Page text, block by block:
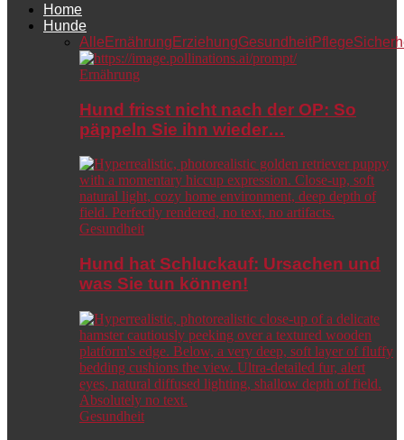
Home
Hunde
Alle Ernährung ErziehungGesundheitPflege
Ernährung
Hund frisst nicht nach der OP: So
päppeln Sie ihn wieder…
Gesundheit
Hund hat Schluckauf: Ursachen und
was Sie tun können!
Gesundheit